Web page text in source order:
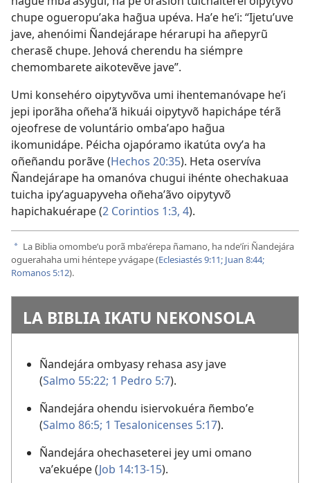
chupe ogueropuʼaka hag̃ua upéva. Haʼe heʼi: “Ijetuʼuve
jave, ahenóimi Ñandejárape hérarupi ha añepyrũ
cherasẽ chupe. Jehová cherendu ha siémpre
chemombarete aikotevẽve jave”.
Umi konsehéro oipytyvõva umi ihentemanóvape heʼi
jepi iporãha oñehaʼã hikuái oipytyvõ hapichápe térã
ojeofrese de voluntário ombaʼapo hag̃ua
ikomunidápe. Péicha ojapóramo ikatúta ovyʼa ha
oñeñandu porãve (Hechos 20:35). Heta oservíva
Ñandejárape ha omanóva chugui ihénte ohechakuaa
tuicha ipyʼaguapyveha oñehaʼãvo oipytyvõ
hapichakuérape (2 Corintios 1:3, 4).
a La Biblia omombeʼu porã mbaʼérepa ñamano, ha ndeʼíri Ñandejára
oguerahaha umi héntepe yvágape (Eclesiastés 9:11; Juan 8:44;
Romanos 5:12).
LA BIBLIA IKATU NEKONSOLA
Ñandejára ombyasy rehasa asy jave
(Salmo 55:22; 1 Pedro 5:7).
Ñandejára ohendu isiervokuéra ñemboʼe
(Salmo 86:5; 1 Tesalonicenses 5:17).
Ñandejára ohechaseterei jey umi omano
vaʼekuépe (Job 14:13-15).